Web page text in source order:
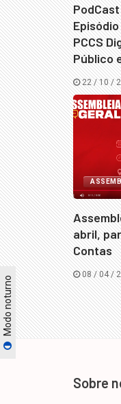
Modo noturno
PCCS
Público
22 / 10 /
abril,
Contas
08 / 04 /
Sobre